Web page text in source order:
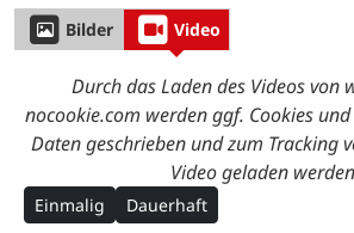
Bilder Video
Durch das Laden des Videos von
nocookie.com werden ggf. Cookies
Daten geschrieben und zum Tracking
Video geladen
Einmalig Dauerhaft